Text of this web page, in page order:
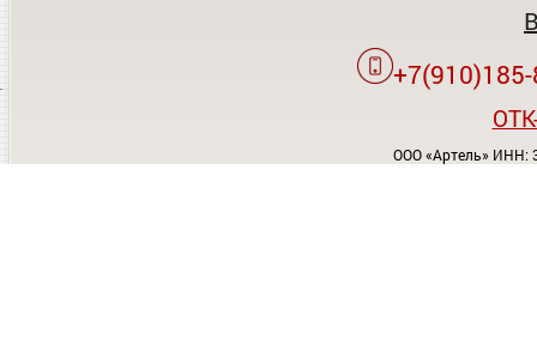
ООО «Артель» ИНН: